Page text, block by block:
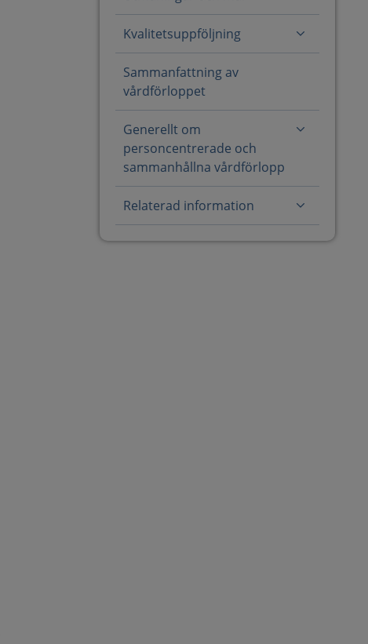
Kvalitetsuppföljning
Sammanfattning av
vårdförloppet
Generellt om
personcentrerade och
sammanhållna vårdförlopp
Relaterad information